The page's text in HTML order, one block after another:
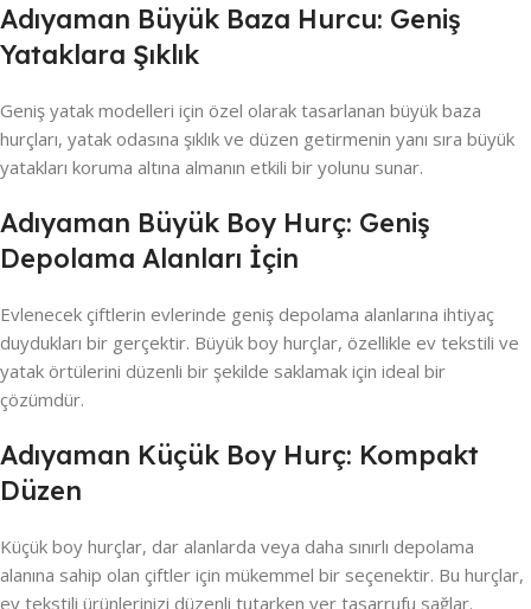
Adıyaman Büyük Baza Hurcu: Geniş
Yataklara Şıklık
Geniş yatak modelleri için özel olarak tasarlanan büyük baza
hurçları, yatak odasına şıklık ve düzen getirmenin yanı sıra büyük
yatakları koruma altına almanın etkili bir yolunu sunar.
Adıyaman Büyük Boy Hurç: Geniş
Depolama Alanları İçin
Evlenecek çiftlerin evlerinde geniş depolama alanlarına ihtiyaç
duydukları bir gerçektir. Büyük boy hurçlar, özellikle ev tekstili ve
yatak örtülerini düzenli bir şekilde saklamak için ideal bir
çözümdür.
Adıyaman Küçük Boy Hurç: Kompakt
Düzen
Küçük boy hurçlar, dar alanlarda veya daha sınırlı depolama
alanına sahip olan çiftler için mükemmel bir seçenektir. Bu hurçlar,
ev tekstili ürünlerinizi düzenli tutarken yer tasarrufu sağlar.